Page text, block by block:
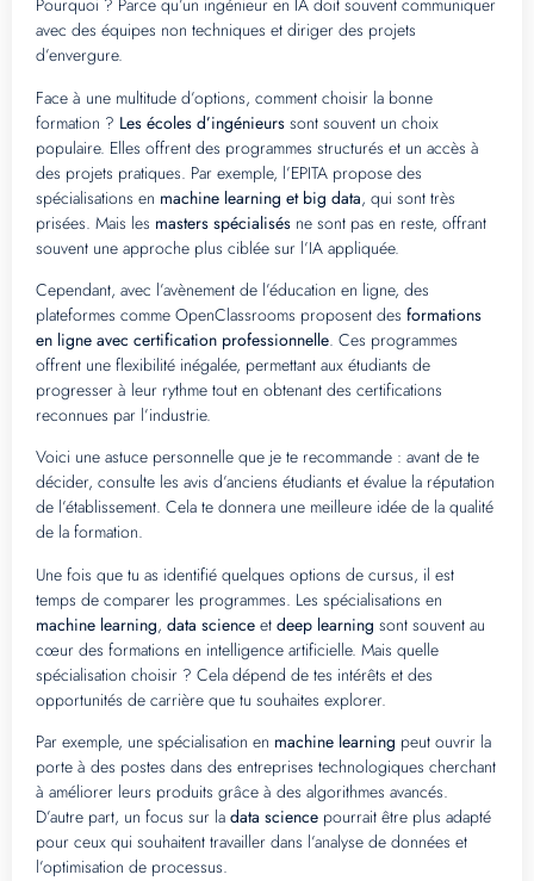
Pourquoi ? Parce qu’un ingénieur en IA doit souvent communiquer
avec des équipes non techniques et diriger des projets
d’envergure.
Face à une multitude d’options, comment choisir la bonne
formation ? Les écoles d’ingénieurs sont souvent un choix
populaire. Elles offrent des programmes structurés et un accès à
des projets pratiques. Par exemple, l’EPITA propose des
spécialisations en machine learning et big data, qui sont très
prisées. Mais les masters spécialisés ne sont pas en reste, offrant
souvent une approche plus ciblée sur l’IA appliquée.
Cependant, avec l’avènement de l’éducation en ligne, des
plateformes comme OpenClassrooms proposent des formations
en ligne avec certification professionnelle. Ces programmes
offrent une flexibilité inégalée, permettant aux étudiants de
progresser à leur rythme tout en obtenant des certifications
reconnues par l’industrie.
Voici une astuce personnelle que je te recommande : avant de te
décider, consulte les avis d’anciens étudiants et évalue la réputation
de l’établissement. Cela te donnera une meilleure idée de la qualité
de la formation.
Une fois que tu as identifié quelques options de cursus, il est
temps de comparer les programmes. Les spécialisations en
machine learning, data science et deep learning sont souvent au
cœur des formations en intelligence artificielle. Mais quelle
spécialisation choisir ? Cela dépend de tes intérêts et des
opportunités de carrière que tu souhaites explorer.
Par exemple, une spécialisation en machine learning peut ouvrir la
porte à des postes dans des entreprises technologiques cherchant
à améliorer leurs produits grâce à des algorithmes avancés.
D’autre part, un focus sur la data science pourrait être plus adapté
pour ceux qui souhaitent travailler dans l’analyse de données et
l’optimisation de processus.